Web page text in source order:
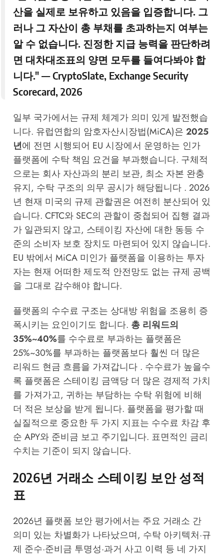
산을 실제로 보유하고 있음을 입증합니다. 그
러나 그 자산이 총 부채를 초과하는지 여부는
알 수 없습니다. 진정한 지급 능력을 판단하려
면 대차대조표의 양면 모두를 들여다봐야 합
니다." —CryptoSlate, Exchange Security
Scorecard, 2026
일부 국가에서는 규제 체계가 의미 있게 발전했습
니다. 유럽연합의 암호자산시장법(MiCA)은 2025
년에 전면 시행되어 EU 시장에서 운영하는 인가
플랫폼에 수탁 책임 요건을 부과했습니다. 구체적
으로는 회사 자산과의 분리 보관, 최소 자본 완충
유지, 수탁 구조의 의무 공시가 해당됩니다 . 2026
년 현재 미국의 규제 관할권은 여전히 분산되어 있
습니다. CFTC와 SEC의 관할이 중첩되어 집행 결과
가 일관되지 않고, 스테이킹 자산에 대한 동등 수
준의 소비자 보호 장치도 마련되어 있지 않습니다.
EU 밖에서 MiCA 미인가 플랫폼을 이용하는 투자
자는 현재 어떠한 제도적 안전망도 없는 규제 공백
을 그대로 감수해야 합니다.
플랫폼의 수수료 구조는 상대방 위험을 조용히 증
폭시키는 요인이기도 합니다. 총 리워드의
35%~40%를 수수료로 부과하는 플랫폼은
25%~30%를 부과하는 플랫폼보다 훨씬 더 많은
리워드 현금 흐름을 가져갑니다 . 수수료가 높을수
록 플랫폼은 스테이킹 금액당 더 많은 경제적 가치
를 가져가고, 귀하는 부담하는 수탁 위험에 비해
더 적은 보상을 받게 됩니다. 플랫폼을 평가할 때
실질적으로 중요한 두 가지 지표는 수수료 차감 후
순 APY와 준비금 보고 주기입니다. 표면적인 금리
수치는 기준이 되지 않습니다.
2026년 거래소 스테이킹 보안 성적
표
2026년 플랫폼 보안 평가에서는 주요 거래소 간
의미 있는 차별화가 나타났으며, 수탁 아키텍처·규
제 준수·준비금 투명성·과거 사고 이력 등 네 가지